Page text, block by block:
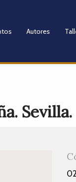
Autores
Sevilla.